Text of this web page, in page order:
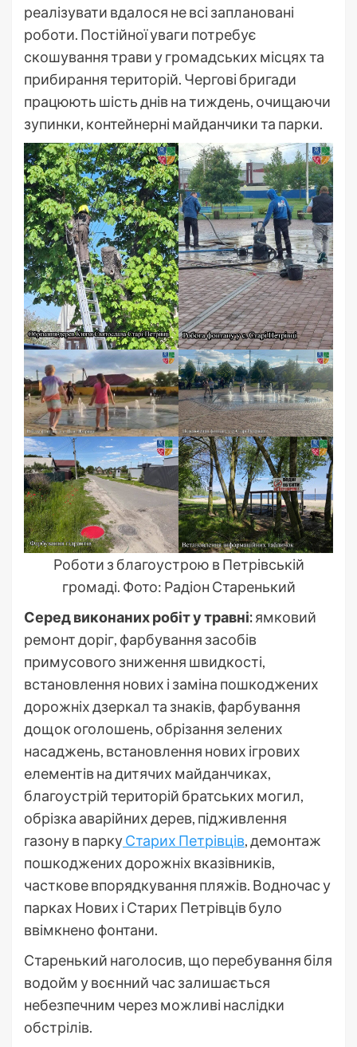
реалізувати вдалося не всі заплановані
роботи. Постійної уваги потребує
скошування трави у громадських місцях та
прибирання територій. Чергові бригади
працюють шість днів на тиждень, очищаючи
зупинки, контейнерні майданчики та парки.
Роботи з благоустрою в Петрівській
громаді. Фото: Радіон Старенький
Серед виконаних робіт у травні:ямковий
ремонт доріг, фарбування засобів
примусового зниження швидкості,
встановлення нових і заміна пошкоджених
дорожніх дзеркал та знаків, фарбування
дощок оголошень, обрізання зелених
насаджень, встановлення нових ігрових
елементів на дитячих майданчиках,
благоустрій територій братських могил,
обрізка аварійних дерев, підживлення
газону в паркуСтарих Петрівців, демонтаж
пошкоджених дорожніх вказівників,
часткове впорядкування пляжів. Водночас у
парках Нових і Старих Петрівців було
ввімкнено фонтани.
Старенький наголосив, що перебування біля
водойм у воєнний час залишається
небезпечним через можливі наслідки
обстрілів.